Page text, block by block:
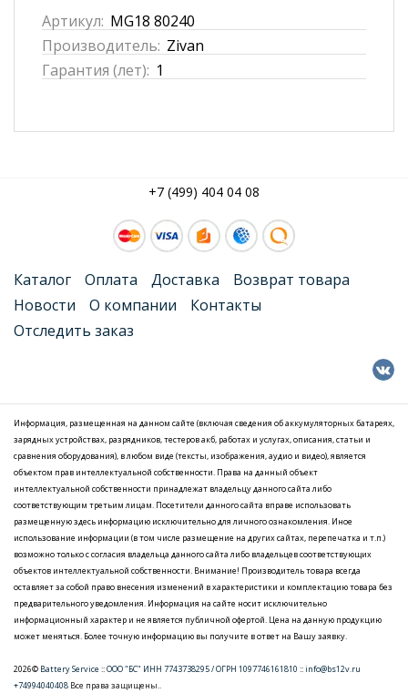
Артикул: MG18 80240
Производитель: Zivan
Гарантия (лет): 1
+7 (499) 404 04 08
Каталог Оплата Доставка
Возврат товара
Новости
О компании
Контакты
Отследить заказ
Информация, размещенная на данном сайте (включая сведения об аккумуляторных батареях,
зарядных устройствах, разрядников, тестеров акб, работах и услугах, описания, статьи и
сравнения оборудования), в любом виде (тексты, изображения, аудио и видео), является
объектом прав интеллектуальной собственности. Права на данный объект
интеллектуальной собственности принадлежат владельцу данного сайта либо
соответствующим третьим лицам. Посетители данного сайта вправе использовать
размещенную здесь информацию исключительно для личного ознакомления. Иное
использование информации (в том числе размещение на других сайтах, перепечатка и т.п.)
возможно только с согласия владельца данного сайта либо владельцев соответствующих
объектов интеллектуальной собственности. Внимание! Производитель товара всегда
оставляет за собой право внесения изменений в характеристики и комплектацию товара без
предварительного уведомления. Информация на сайте носит исключительно
информационный характер и не является публичной офертой. Цена на данную продукцию
может меняться. Более точную информацию вы получите в ответ на Вашу заявку.
2026© Battery Service::ООО "БС" ИНН 7743738295 / ОГРН 1097746161810 ::info@bs12v.ru
+74994040408 Все права защищены..